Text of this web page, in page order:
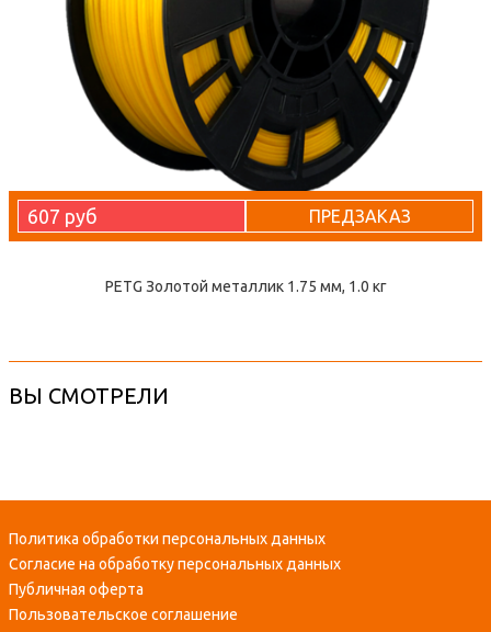
607 руб ПРЕДЗАКАЗ
PETG Золотой металлик 1.75 мм, 1.0 кг
ВЫ СМОТРЕЛИ
Политика обработки персональных данных
Согласие на обработку персональных данных
Публичная оферта
Пользовательское соглашение